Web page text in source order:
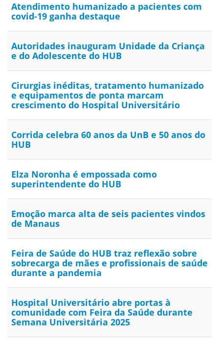
Atendimento humanizado a pacientes com
covid-19 ganha destaque
Autoridades inauguram Unidade da Criança
e do Adolescente do HUB
Cirurgias inéditas, tratamento humanizado
e equipamentos de ponta marcam
crescimento do Hospital Universitário
Corrida celebra 60 anos da UnB e 50 anos do
HUB
Elza Noronha é empossada como
superintendente do HUB
Emoção marca alta de seis pacientes vindos
de Manaus
Feira de Saúde do HUB traz reflexão sobre
sobrecarga de mães e profissionais de saúde
durante a pandemia
Hospital Universitário abre portas à
comunidade com Feira da Saúde durante
Semana Universitária 2025